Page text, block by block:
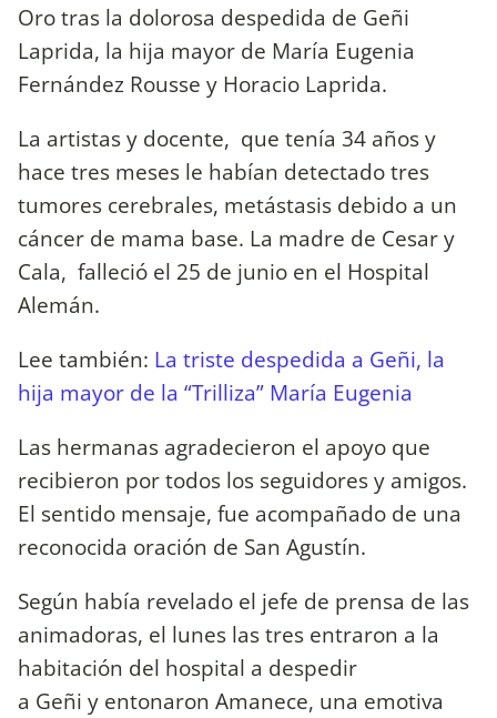
Oro tras la dolorosa despedida de Geñi
Laprida, la hija mayor de María Eugenia
Fernández Rousse y Horacio Laprida.
La artistas y docente, que tenía 34 años y
hace tres meses le habían detectado tres
tumores cerebrales, metástasis debido a un
cáncer de mama base. La madre de Cesar y
Cala, falleció el 25 de junio en el Hospital
Alemán.
Lee también: La triste despedida a Geñi, la
hija mayor de la “Trilliza” María Eugenia
Las hermanas agradecieron el apoyo que
recibieron por todos los seguidores y amigos.
El sentido mensaje, fue acompañado de una
reconocida oración de San Agustín.
Según había revelado el jefe de prensa de las
animadoras, el lunes las tres entraron a la
habitación del hospital a despedir
a Geñi y entonaron Amanece, una emotiva